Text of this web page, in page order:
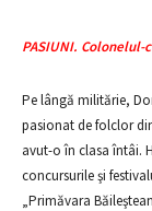
PASIUNI. Colonelul-
Pe lângă militărie,
pasionat de folclor
avut-o în clasa întâi.
concursurile şi
„Primăvara